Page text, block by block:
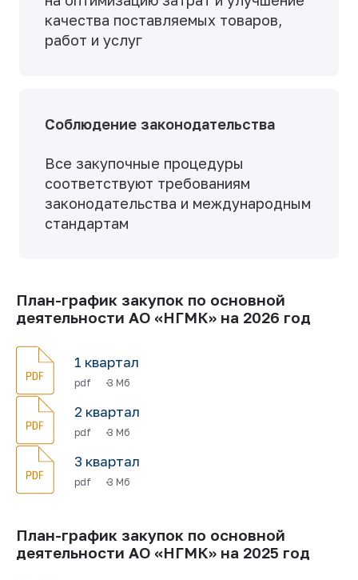
качества поставляемых товаров,
работ и услуг
Соблюдение законодательства
Все закупочные процедуры
соответствуют требованиям
законодательства и международным
стандартам
План-график закупок по основной
деятельности АО «НГМК» на 2026 год
1 квартал
pdf 3 Мб
2 квартал
pdf 3 Мб
3 квартал
pdf 3 Мб
План-график закупок по основной
деятельности АО «НГМК» на 2025 год